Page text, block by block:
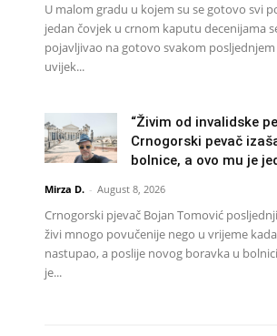
U malom gradu u kojem su se gotovo svi
jedan čovjek u crnom kaputu decenijama
pojavljivao na gotovo svakom posljednjem
uvijek...
“Živim od invalidske
Crnogorski pevač
bolnice, a ovo mu je
Mirza D. - August 8, 2026
Crnogorski pjevač Bojan Tomović
živi mnogo povučenije nego u vrijeme
nastupao, a poslije novog boravka u
je...